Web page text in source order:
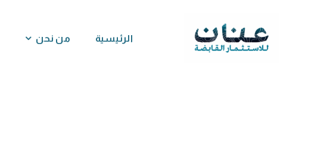
الرئيسية من نحن